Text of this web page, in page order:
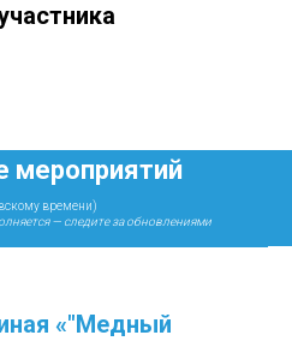
мероприятий
времени)
— следите за обновлениями
«"Медный